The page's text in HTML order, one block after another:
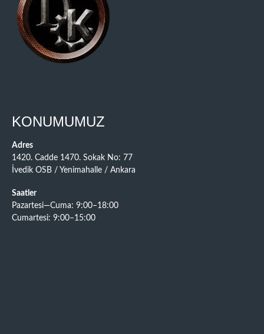
KONUMUMUZ
Adres
1420. Cadde 1470. Sokak No: 77
İvedik OSB / Yenimahalle / Ankara
Saatler
Pazartesi—Cuma: 9:00–18:00
Cumartesi: 9:00–15:00